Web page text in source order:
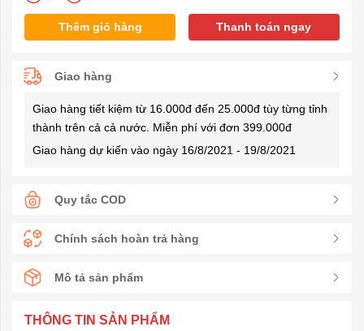
Thêm giỏ hàng Thanh toán ngay
Giao hàng
Giao hàng tiết kiệm từ 16.000đ đến 25.000đ tùy từng tỉnh
thành trên cả cả nước. Miễn phí với đơn 399.000đ
Giao hàng dự kiến vào ngày 16/8/2021 - 19/8/2021
Quy tắc COD
Chính sách hoàn trả hàng
Mô tả sản phẩm
THÔNG TIN SẢN PHẨM